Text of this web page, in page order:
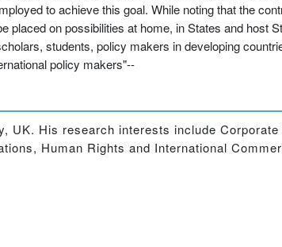
to achieve this goal. While noting that the
placed on possibilities at home, in States and host
students, policy makers in developing
policy makers"--
UK. His research interests include
Human Rights and International